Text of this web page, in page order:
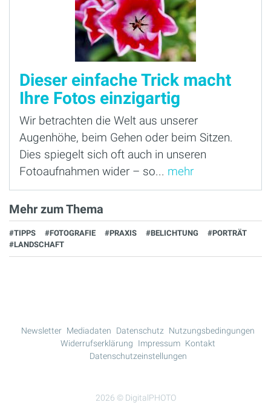
Dieser einfache Trick macht
Ihre Fotos einzigartig
Wir betrachten die Welt aus unserer
Augenhöhe, beim Gehen oder beim Sitzen.
Dies spiegelt sich oft auch in unseren
Fotoaufnahmen wider – so... mehr
Mehr zum Thema
#TIPPS #FOTOGRAFIE #PRAXIS #BELICHTUNG
#PORTRÄT
#LANDSCHAFT
2026 © DigitalPHOTO
Newsletter Mediadaten Datenschutz
Nutzungsbedingungen
Widerrufserklärung
Impressum Kontakt
Datenschutzeinstellungen